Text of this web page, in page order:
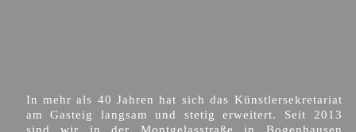
In mehr als 40 Jahren hat sich das Künstlersekretariat
am Gasteig langsam und stetig erweitert. Seit 2013